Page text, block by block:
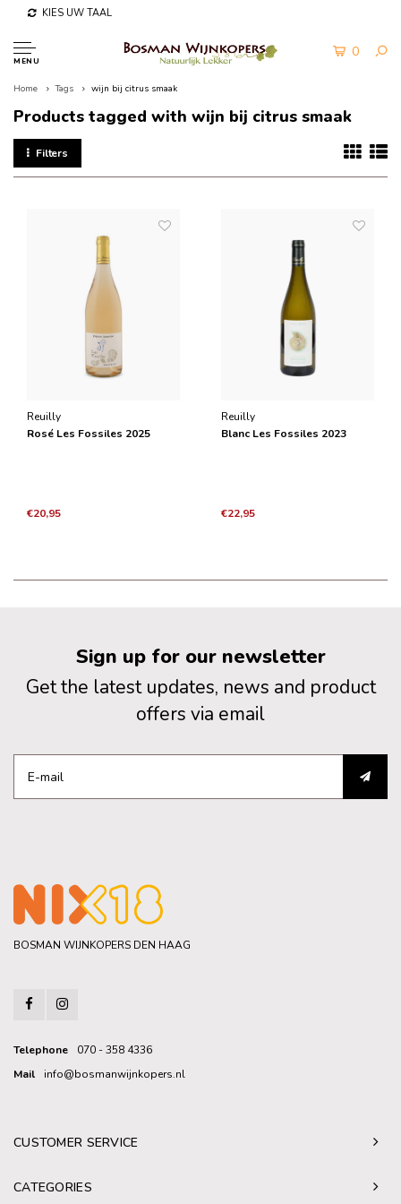
KIES UW TAAL
MENU
0
Home Tags wijn bij citrus smaak
Products tagged with wijn bij citrus smaak
Filters
Reuilly
Rosé Les Fossiles 2025
€20,95
Reuilly
Blanc Les Fossiles 2023
€22,95
Sign up for our newsletter
Get the latest updates, news and product
offers via email
BOSMAN WIJNKOPERS DEN HAAG
Telephone
070 - 358 4336
Mail
info@bosmanwijnkopers.nl
CUSTOMER SERVICE
CATEGORIES